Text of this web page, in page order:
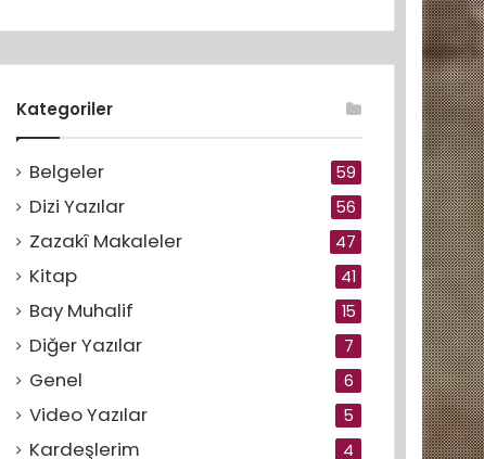
Kategoriler
Belgeler 59
Dizi Yazılar 56
Zazakî Makaleler 47
Kitap 41
Bay Muhalif 15
Diğer Yazılar 7
Genel 6
Video Yazılar 5
Kardeşlerim 4